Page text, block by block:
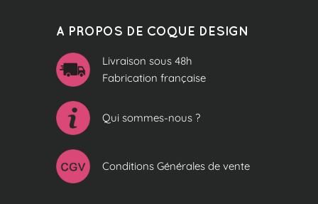
A PROPOS DE COQUE DESIGN
Livraison sous 48h
Fabrication française
Qui sommes-nous ?
Conditions Générales de vente